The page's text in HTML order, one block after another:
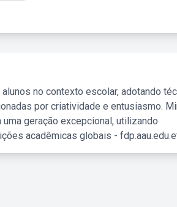
no contexto escolar, adotando
por criatividade e entusiasmo.
geração excepcional, utilizando
acadêmicas globais -